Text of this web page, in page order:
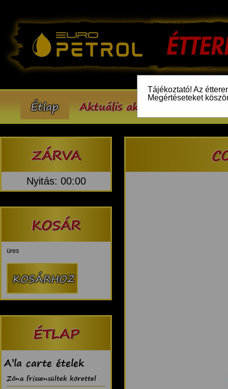
Tájékoztató! Az
Megértéseteket
Étlap Aktuális akcióink
ZÁRVA
Nyitás: 00:00
KOSÁR
üres
ÉTLAP
A’la carte ételek
Zóna frissensültek körettel